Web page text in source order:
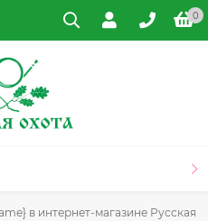
0
в интернет-магазине Русская